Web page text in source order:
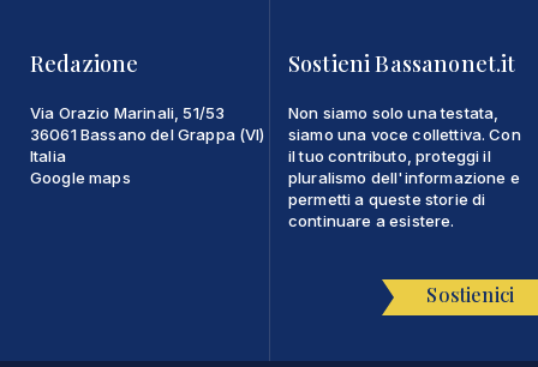
Redazione
Via Orazio Marinali, 51/53
36061 Bassano del Grappa (VI)
Italia
Google maps
Sostieni Bassanonet.it
Non siamo solo una testata,
siamo una voce collettiva. Con
il tuo contributo, proteggi il
pluralismo dell'informazione e
permetti a queste storie di
continuare a esistere.
Sostienici